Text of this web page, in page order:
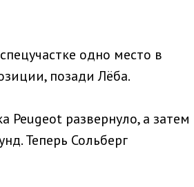
одно место в
позади Лёба.
Peugeot развернуло, а затем
Теперь Сольберг